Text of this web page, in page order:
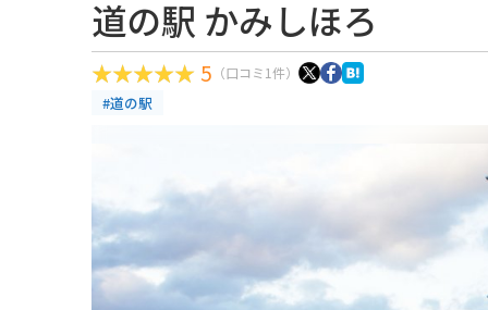
道の駅 かみしほろ
5 （口コミ1件）
#道の駅